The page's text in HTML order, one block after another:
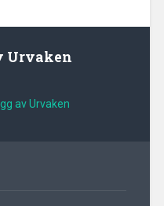
Urvaken
av Urvaken